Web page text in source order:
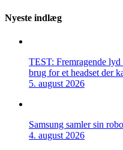
Nyeste indlæg
TEST: Fremragende
brug for et headset der
5. august 2026
Samsung samler sin
4. august 2026